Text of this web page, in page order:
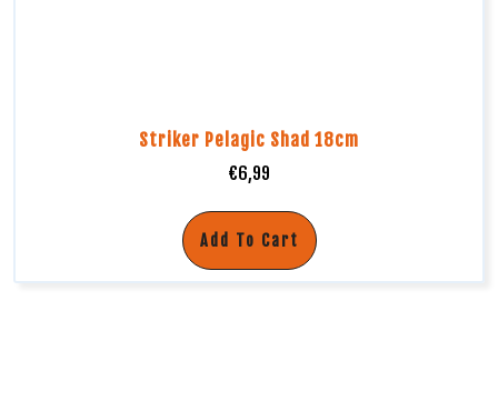
Striker Pelagic Shad 18cm
€6,99
Add To Cart